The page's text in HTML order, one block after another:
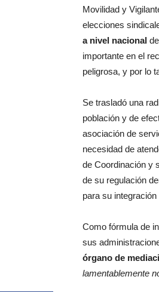
Movilidad y
elecciones
a nivel nacional
importante en el
peligrosa, y por lo
Se trasladó una
población y de
asociación de
necesidad de
de Coordinación y
de su regulación
para su
Como fórmula de
sus
órgano de
lamentablemente